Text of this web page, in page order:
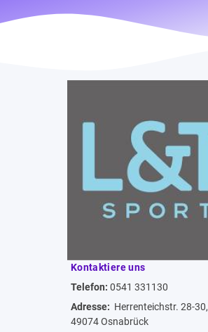
Kontaktiere uns
Telefon: 0541 331130
Adresse: Herrenteichstr. 28-30,
49074 Osnabrück